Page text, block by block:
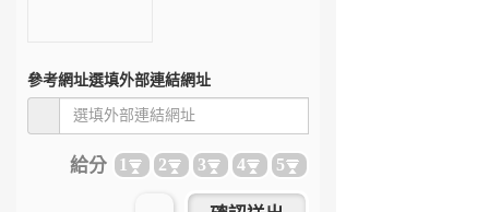
參考網址選填外部連結網址
給分 1 2 3 4 5